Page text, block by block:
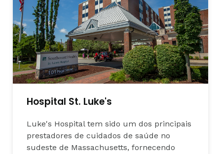
Hospital St. Luke's
Luke's Hospital tem sido um dos principais
prestadores de cuidados de saúde no
sudeste de Massachusetts, fornecendo